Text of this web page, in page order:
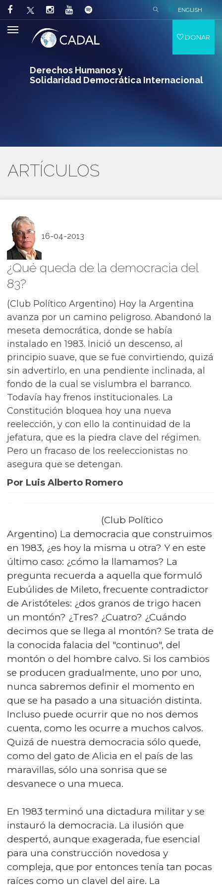
Derechos Humanos y
Solidaridad Democrática Internacional
ENGLISH
DONAR
ARTÍCULOS
16-04-2013
¿Qué queda de la democracia del
83?
(Club Político Argentino) Hoy la Argentina
avanza por un camino peligroso. Abandonó la
meseta democrática, donde se había
instalado en 1983. Inició un descenso, al
principio suave, que se fue convirtiendo, quizá
sin advertirlo, en una pendiente inclinada, al
fondo de la cual se vislumbra el barranco.
Todavía hay frenos institucionales. La
Constitución bloquea hoy una nueva
reelección, y con ello la continuidad de la
jefatura, que es la piedra clave del régimen.
Pero un fracaso de los reeleccionistas no
asegura que se detengan.
Por Luis Alberto Romero
(Club Político
Argentino) La democracia que construimos
en 1983, ¿es hoy la misma u otra? Y en este
último caso: ¿cómo la llamamos? La
pregunta recuerda a aquella que formuló
Eubúlides de Mileto, frecuente contradictor
de Aristóteles: ¿dos granos de trigo hacen
un montón? ¿Tres? ¿Cuatro? ¿Cuándo
decimos que se llega al montón? Se trata de
la conocida falacia del "continuo", del
montón o del hombre calvo. Si los cambios
se producen gradualmente, uno por uno,
nunca sabremos definir el momento en
que se ha pasado a una situación distinta.
Incluso puede ocurrir que no nos demos
cuenta, como les ocurre a muchos calvos.
Quizá de nuestra democracia sólo quede,
como del gato de Alicia en el país de las
maravillas, sólo una sonrisa que se
desvanece o una mueca.
En 1983 terminó una dictadura militar y se
instauró la democracia. La ilusión que
despertó, aunque exagerada, fue esencial
para una construcción novedosa y
compleja, que por entonces tenía tan pocas
raíces como un clavel del aire. La